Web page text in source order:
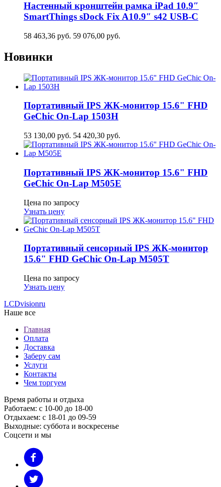
Настенный кронштейн рамка iPad 10.9″
SmartThings sDock Fix A10.9″ s42 USB-C
58 463,36 руб. 59 076,00 руб.
Новинки
Портативный IPS ЖК-монитор 15.6" FHD
GeСhic On-Lap 1503H
53 130,00 руб. 54 420,30 руб.
Портативный IPS ЖК-монитор 15.6" FHD
GeСhic On-Lap M505E
Цена по запросу
Узнать цену
Портативный сенсорный IPS ЖК-монитор
15.6" FHD GeСhic On-Lap M505T
Цена по запросу
Узнать цену
LCDvisionru
Наше все
Главная
Оплата
Доставка
Заберу сам
Услуги
Контакты
Чем торгуем
Время работы и отдыха
Работаем: с 10-00 до 18-00
Отдыхаем: с 18-01 до 09-59
Выходные: суббота и воскресенье
Соцсети и мы